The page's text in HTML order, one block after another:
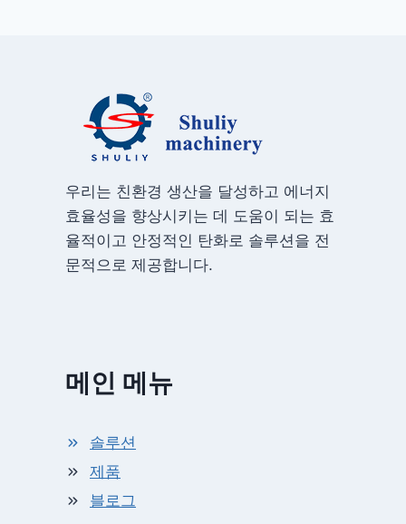
우리는 친환경 생산을 달성하고 에너지
효율성을 향상시키는 데 도움이 되는 효
율적이고 안정적인 탄화로 솔루션을 전
문적으로 제공합니다.
메인 메뉴
솔루션
제품
블로그